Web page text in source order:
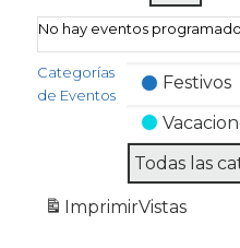
No hay eventos
Categorías
de Eventos
Festivos
Todas las
ImprimirVistas